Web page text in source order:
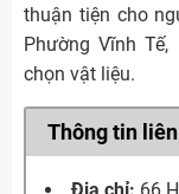
thuận tiện cho
Phường Vĩnh
chọn vật liệu.
Thông tin